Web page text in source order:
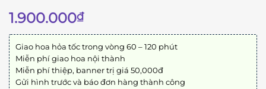
1.900.000₫
Giao hoa hỏa tốc trong vòng 60 – 120 phút
Miễn phí giao hoa nội thành
Miễn phí thiệp, banner trị giá 50,000đ
Gửi hình trước và báo đơn hàng thành công